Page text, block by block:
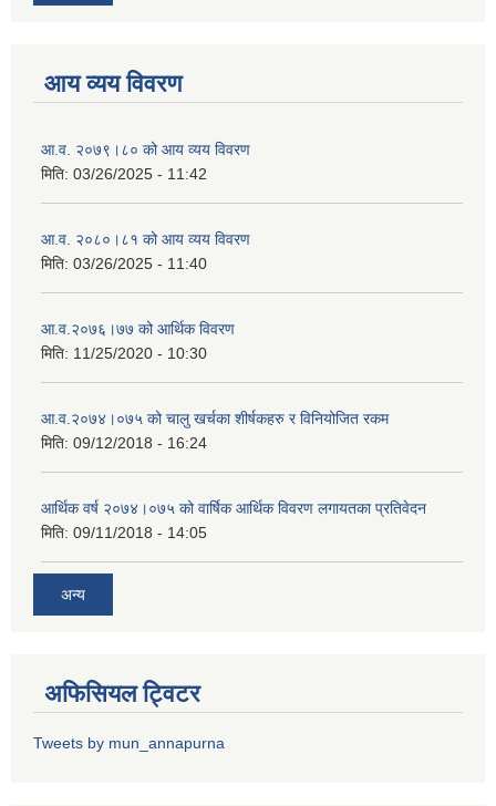
आय व्यय विवरण
आ.व. २०७९।८० को आय व्यय विवरण
मिति: 03/26/2025 - 11:42
आ.व. २०८०।८१ को आय व्यय विवरण
मिति: 03/26/2025 - 11:40
आ.व.२०७६।७७ को आर्थिक विवरण
मिति: 11/25/2020 - 10:30
आ.व.२०७४।०७५ को चालु खर्चका शीर्षकहरु र विनियोजित रकम
मिति: 09/12/2018 - 16:24
आर्थिक वर्ष २०७४।०७५ को वार्षिक आर्थिक विवरण लगायतका प्रतिवेदन
मिति: 09/11/2018 - 14:05
अन्य
अफिसियल ट्विटर
Tweets by mun_annapurna